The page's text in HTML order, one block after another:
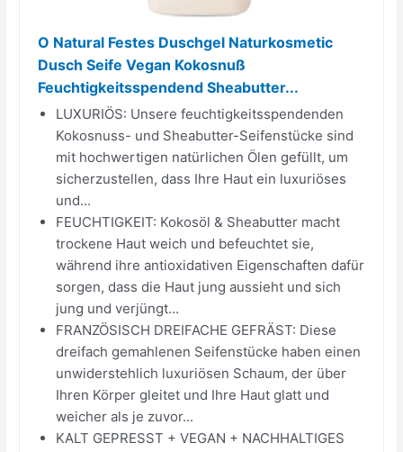
O Natural Festes Duschgel Naturkosmetic
Dusch Seife Vegan Kokosnuß
Feuchtigkeitsspendend Sheabutter...
LUXURIÖS: Unsere feuchtigkeitsspendenden
Kokosnuss- und Sheabutter-Seifenstücke sind
mit hochwertigen natürlichen Ölen gefüllt, um
sicherzustellen, dass Ihre Haut ein luxuriöses
und...
FEUCHTIGKEIT: Kokosöl & Sheabutter macht
trockene Haut weich und befeuchtet sie,
während ihre antioxidativen Eigenschaften dafür
sorgen, dass die Haut jung aussieht und sich
jung und verjüngt...
FRANZÖSISCH DREIFACHE GEFRÄST: Diese
dreifach gemahlenen Seifenstücke haben einen
unwiderstehlich luxuriösen Schaum, der über
Ihren Körper gleitet und Ihre Haut glatt und
weicher als je zuvor...
KALT GEPRESST + VEGAN + NACHHALTIGES